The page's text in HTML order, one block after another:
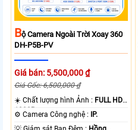
BỘ Camera Ngoài Trời Xoay 360
DH-P5B-PV
Giá bán: 5,500,000 ₫
Giá Gốc: 6,500,000 ₫
☀️ Chất lượng hình Ảnh : FULL HD
1080P .
⚙ Camera Công nghệ :
IP.